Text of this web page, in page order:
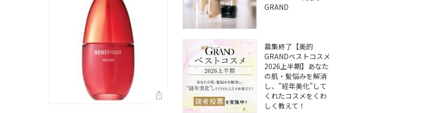
GRAND
募集終了【美的
GRANDベストコスメ
2026上半期】あなた
の肌・髪悩みを解消
し、”経年美化”して
くれたコスメをくわ
しく教えて！